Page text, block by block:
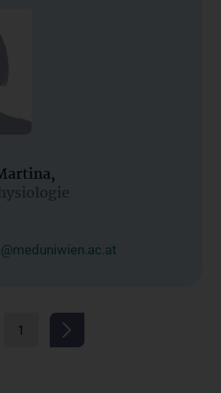
1